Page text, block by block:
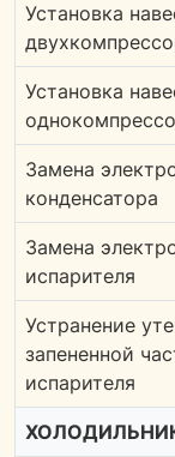
Установка
Установка
Замена
конденсатора
Замена
испарителя
Устранение
запененной
испарителя